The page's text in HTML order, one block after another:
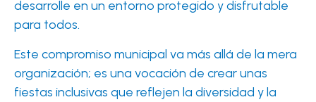
desarrolle en un entorno protegido y disfrutable
para todos.
Este compromiso municipal va más allá de la mera
organización; es una vocación de crear unas
fiestas inclusivas que reflejen la diversidad y la